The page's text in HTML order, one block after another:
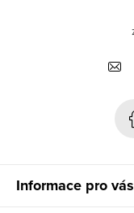
Informace pro vás